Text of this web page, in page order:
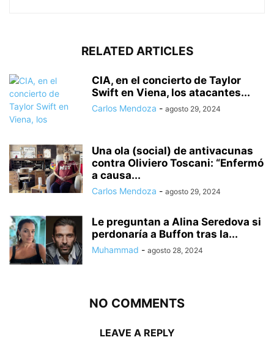
RELATED ARTICLES
CIA, en el concierto de Taylor
Swift en Viena, los atacantes...
Carlos Mendoza - agosto 29, 2024
Una ola (social) de antivacunas
contra Oliviero Toscani: “Enfermó
a causa...
Carlos Mendoza - agosto 29, 2024
Le preguntan a Alina Seredova si
perdonaría a Buffon tras la...
Muhammad - agosto 28, 2024
NO COMMENTS
LEAVE A REPLY